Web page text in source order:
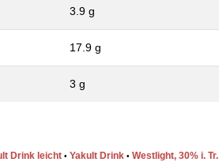
3.9 g
17.9 g
3 g
Drink leicht • Yakult Drink • Westlight, 30% i. Tr.